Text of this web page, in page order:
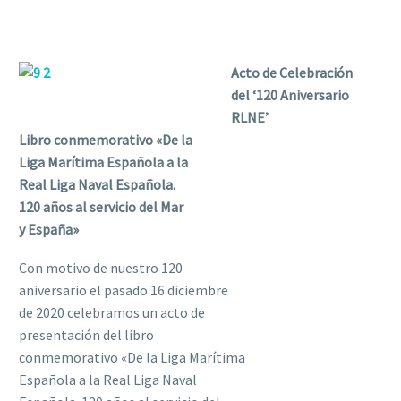
Acto de Celebración
del ‘120 Aniversario
RLNE’
Libro conmemorativo «De la
Liga Marítima Española a la
Real Liga Naval Española.
120 años al servicio del Mar
y España»
Con motivo de nuestro 120
aniversario el pasado 16 diciembre
de 2020 celebramos un acto de
presentación del libro
conmemorativo «De la Liga Marítima
Española a la Real Liga Naval